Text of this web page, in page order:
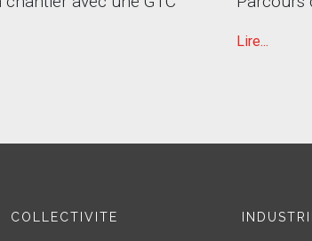
Lire...
COLLECTIVITE